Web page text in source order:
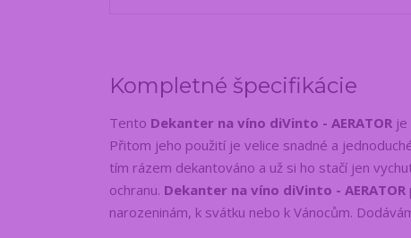
Kompletné špecifikácie
Tento Dekanter na víno diVinto - AERATOR
Přitom jeho použití je velice snadné a
tím rázem dekantováno a už si ho stačí jen
ochranu. Dekanter na víno diVinto - AERATOR
narozeninám, k svátku nebo k Vánocům.